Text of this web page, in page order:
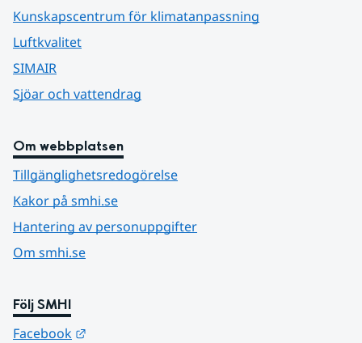
Kunskapscentrum för klimatanpassning
Luftkvalitet
SIMAIR
Sjöar och vattendrag
Om webbplatsen
Tillgänglighetsredogörelse
Kakor på smhi.se
Hantering av personuppgifter
Om smhi.se
Följ SMHI
Facebook